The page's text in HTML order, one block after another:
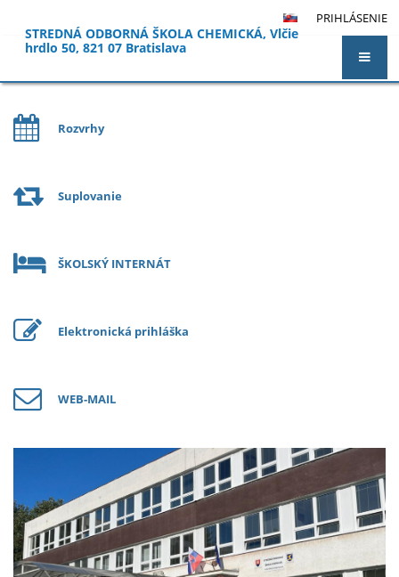
PRIHLÁSENIE
STREDNÁ ODBORNÁ ŠKOLA CHEMICKÁ, Vlčie
hrdlo 50, 821 07 Bratislava
Rozvrhy
Suplovanie
ŠKOLSKÝ INTERNÁT
Elektronická prihláška
WEB-MAIL